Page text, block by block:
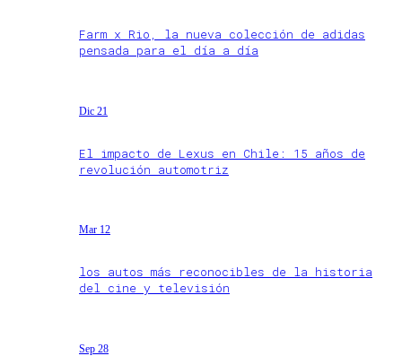
Farm x Rio, la nueva colección de adidas
pensada para el día a día
Dic 21
El impacto de Lexus en Chile: 15 años de
revolución automotriz
Mar 12
los autos más reconocibles de la historia
del cine y televisión
Sep 28